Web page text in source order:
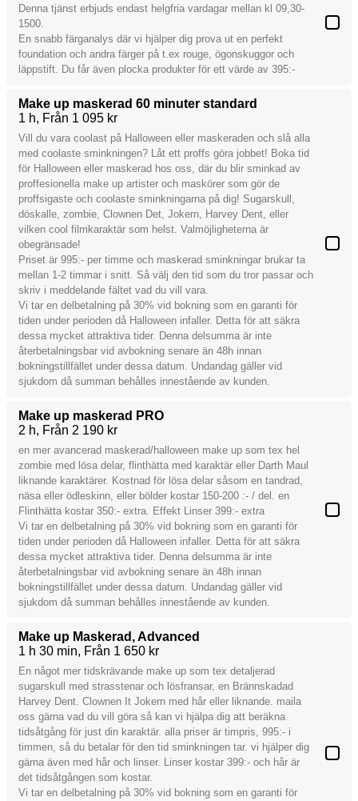
Denna tjänst erbjuds endast helgfria vardagar mellan kl 09,30-
1500.
En snabb färganalys där vi hjälper dig prova ut en perfekt
foundation och andra färger på t.ex rouge, ögonskuggor och
läppstift. Du får även plocka produkter för ett värde av 395:-
Make up maskerad 60 minuter standard
1 h
Från 1 095 kr
Vill du vara coolast på Halloween eller maskeraden och slå alla
med coolaste sminkningen? Låt ett proffs göra jobbet! Boka tid
för Halloween eller maskerad hos oss, där du blir sminkad av
proffesionella make up artister och maskörer som gör de
proffsigaste och coolaste sminkningarna på dig! Sugarskull,
döskalle, zombie, Clownen Det, Jokern, Harvey Dent, eller
vilken cool filmkaraktär som helst. Valmöjligheterna är
obegränsade!
Priset är 995:- per timme och maskerad sminkningar brukar ta
mellan 1-2 timmar i snitt. Så välj den tid som du tror passar och
skriv i meddelande fältet vad du vill vara.
Vi tar en delbetalning på 30% vid bokning som en garanti för
tiden under perioden då Halloween infaller. Detta för att säkra
dessa mycket attraktiva tider. Denna delsumma är inte
återbetalningsbar vid avbokning senare än 48h innan
bokningstillfället under dessa datum. Undandag gäller vid
sjukdom då summan behålles innestående av kunden.
Make up maskerad PRO
2 h
Från 2 190 kr
en mer avancerad maskerad/halloween make up som tex hel
zombie med lösa delar, flinthätta med karaktär eller Darth Maul
liknande karaktärer. Kostnad för lösa delar såsom en tandrad,
näsa eller ödleskinn, eller bölder kostar 150-200 :- / del. en
Flinthätta kostar 350:- extra. Effekt Linser 399:- extra
Vi tar en delbetalning på 30% vid bokning som en garanti för
tiden under perioden då Halloween infaller. Detta för att säkra
dessa mycket attraktiva tider. Denna delsumma är inte
återbetalningsbar vid avbokning senare än 48h innan
bokningstillfället under dessa datum. Undandag gäller vid
sjukdom då summan behålles innestående av kunden.
Make up Maskerad, Advanced
1 h 30 min
Från 1 650 kr
En något mer tidskrävande make up som tex detaljerad
sugarskull med strasstenar och lösfransar, en Brännskadad
Harvey Dent. Clownen It Jokern med hår eller liknande. maila
oss gärna vad du vill göra så kan vi hjälpa dig att beräkna
tidsåtgång för just din karaktär. alla priser är timpris, 995:- i
timmen, så du betalar för den tid sminkningen tar. vi hjälper dig
gärna även med hår och linser. Linser kostar 399:- och hår är
det tidsåtgången som kostar.
Vi tar en delbetalning på 30% vid bokning som en garanti för